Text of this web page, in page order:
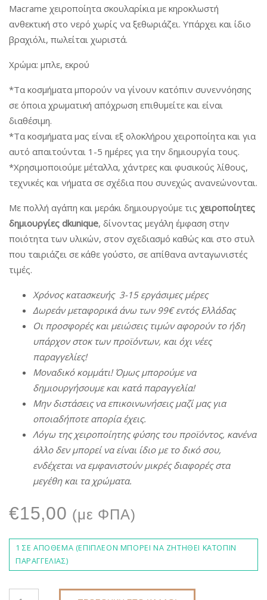
Macrame χειροποίητα σκουλαρίκια με κηροκλωστή
ανθεκτική στο νερό χωρίς να ξεθωριάζει. Υπάρχει και ίδιο
βραχιόλι, πωλείται χωριστά.
Χρώμα: μπλε, εκρού
*Τα κοσμήματα μπορούν να γίνουν κατόπιν συνεννόησης
σε όποια χρωματική απόχρωση επιθυμείτε και είναι
διαθέσιμη.
*Τα κοσμήματα μας είναι εξ ολοκλήρου χειροποίητα και για
αυτό απαιτούνται 1-5 ημέρες για την δημιουργία τους.
*Χρησιμοποιούμε μέταλλα, χάντρες και φυσικούς λίθους,
τεχνικές και νήματα σε σχέδια που συνεχώς ανανεώνονται.
Με πολλή αγάπη και μεράκι δημιουργούμε τις χειροποίητες
δημιουργίες dkunique, δίνοντας μεγάλη έμφαση στην
ποιότητα των υλικών, στον σχεδιασμό καθώς και στο στυλ
που ταιριάζει σε κάθε γούστο, σε απίθανα ανταγωνιστές
τιμές.
Χρόνος κατασκευής 3-15 εργάσιμες μέρες
Δωρεάν μεταφορικά άνω των99€εντός Ελλάδας
Οι προσφορές και μειώσεις τιμών αφορούν το ήδη
υπάρχον στοκ τωνπροϊόντων, και όχι νέες
παραγγελίες!
Μοναδικό κομμάτι! Όμως μπορούμε να
δημιουργήσουμε και κατάπαραγγελία!
Μην διστάσεις να επικοινωνήσεις μαζί μας για
οποιαδήποτε απορία έχεις.
Λόγω της χειροποίητης φύσης τουπροϊόντος, κανένα
άλλο δεν μπορεί να είναι ίδιο με το δικό σου,
ενδέχεται να εμφανιστούν μικρές διαφορές στα
μεγέθηκαι τα χρώματα.
€15,00 (με ΦΠΑ)
1 ΣΕ ΑΠΌΘΕΜΑ (ΕΠΙΠΛΈΟΝ ΜΠΟΡΕΊ ΝΑ ΖΗΤΗΘΕΊ ΚΑΤΌΠΙΝ
ΠΑΡΑΓΓΕΛΊΑΣ)